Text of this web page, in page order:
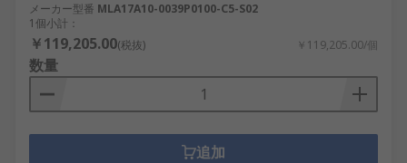
メーカー型番 MLA17A10-0039P0100-C5-S02
1個小計：
￥119,205.00(税抜) ￥119,205.00/個
数量
追加